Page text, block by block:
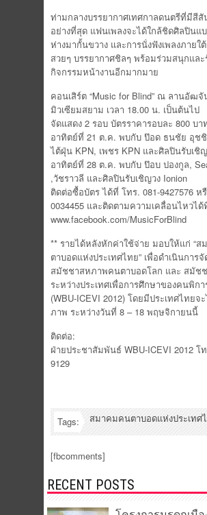
ท่ามกลางบรรยากาศเทศกาลดนตรีที่มีสีสั
อย่างที่สุด แฟนเพลงจะได้ใกล้ชิดศิลปินแ
ห่างมากั้นขวาง และการนั่งฟังเพลงภายใ
สวยๆ บรรยากาศชิลๆ พร้อมร่วมสนุกแล
กิจกรรมหน้างานอีกมากมาย
คอนเสิร์ต “Music for Blind” ณ ลานอัฒจั
มิวเซียมสยาม เวลา 18.00 น. เป็นต้นไป
จัดแสดง 2 รอบ บัตรราคารอบละ 800 บ
อาทิตย์ที่ 21 ต.ค. พบกับ ป๊อด ธนชัย อุชชิ
ไต้ฝุ่น KPN, เพชร KPN และศิลปินรับเชิ
อาทิตย์ที่ 28 ต.ค. พบกับ ป๊อบ ปองกูล,
,วัชราวลี และศิลปินรับเชิญวง Ionion
ติดต่อซื้อบัตร ได้ที่ โทร. 081-9427576 ห
0034455 และติดตามความเคลื่อนไหวได้
www.facebook.com/MusicForBlind
** รายได้หลังหักค่าใช้จ่าย มอบให้แก่ “
ตาบอดแห่งประเทศไทย” เพื่อดำเนินการ
สมัชชาสหภาพคนตาบอดโลก และ สมัช
ระหว่างประเทศเพื่อการศึกษาของคนพิกา
(WBU-ICEVI 2012) โดยมีประเทศไทยจะ
ภาพ ระหว่างวันที่ 8 – 18 พฤษจิกายนนี้
ติดต่อ:
ฝ่ายประชาสัมพันธ์ WBU-ICEVI 2012 โ
9129
Tags: สมาคมคนตาบอดแห่งประเทศ
[fbcomments]
RECENT POSTS